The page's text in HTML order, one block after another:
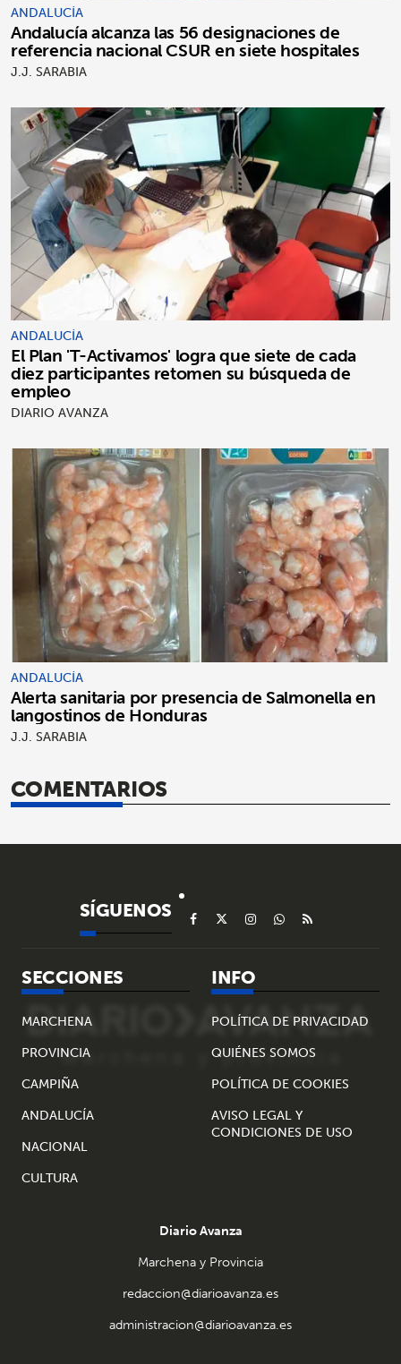
ANDALUCÍA
Andalucía alcanza las 56 designaciones de
referencia nacional CSUR en siete hospitales
J.J. SARABIA
ANDALUCÍA
El Plan 'T-Activamos' logra que siete de cada
diez participantes retomen su búsqueda de
empleo
DIARIO AVANZA
ANDALUCÍA
Alerta sanitaria por presencia de Salmonella en
langostinos de Honduras
J.J. SARABIA
COMENTARIOS
SÍGUENOS
SECCIONES
MARCHENA
PROVINCIA
CAMPIÑA
ANDALUCÍA
NACIONAL
CULTURA
INFO
POLÍTICA DE PRIVACIDAD
QUIÉNES SOMOS
POLÍTICA DE COOKIES
AVISO LEGAL Y
CONDICIONES DE USO
Diario Avanza
Marchena y Provincia
redaccion@diarioavanza.es
administracion@diarioavanza.es